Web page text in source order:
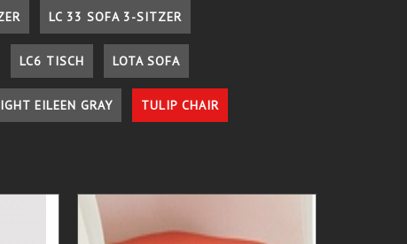
LC 33 SOFA 3-SITZER
LC6 TISCH LOTA SOFA
EILEEN GRAY TULIP CHAIR